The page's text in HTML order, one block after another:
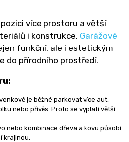
více prostoru a větší
i konstrukce. Garážové
funkční, ale i estetickým
do přírodního prostředí.
je běžné parkovat více aut,
nebo přívěs. Proto se vyplatí větší
nebo kombinace dřeva a kovu působí
krajinou.